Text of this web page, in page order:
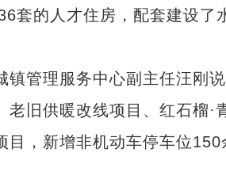
套的人才住房，配套建设了
镇管理服务中心副主任汪刚
老旧供暖改线项目、红石榴·
目，新增非机动车停车位150